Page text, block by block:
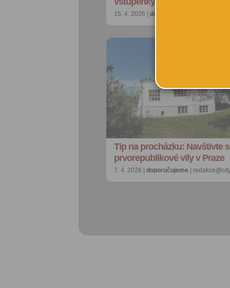
15. 4. 2026 | doporučujeme
Tip na procházku: Navštivte
prvorepublikové vily v Praze
7. 4. 2026 | doporučujeme |